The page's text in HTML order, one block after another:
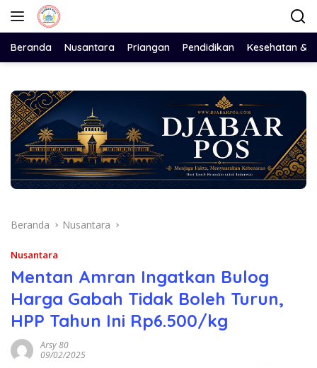
Langsung
Beranda Nusantara Priangan Pendidikan Kesehatan &
Beranda Nusantara
Nusantara
Mentan Amran Ingatkan Bulog
Harga Gabah Tidak Boleh Turun,
HPP Tahun Ini Rp6.500/kg
Arsy 80
09/02/2025